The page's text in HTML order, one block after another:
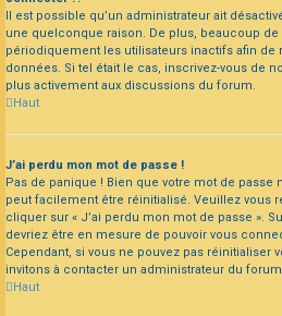
Il est possible qu’un administrateur ait
une quelconque raison. De plus, beaucoup
périodiquement les utilisateurs inactifs afin de
données. Si tel était le cas, inscrivez-vous de
plus activement aux discussions du forum.
Haut
J’ai perdu mon mot de passe !
Pas de panique ! Bien que votre mot de passe
peut facilement être réinitialisé. Veuillez vous
cliquer sur « J’ai perdu mon mot de passe ».
devriez être en mesure de pouvoir vous
Cependant, si vous ne pouvez pas réinitialiser
invitons à contacter un administrateur du
Haut